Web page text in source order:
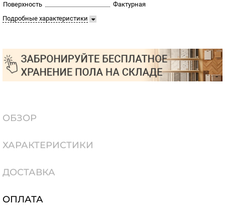
Поверхность
Фактурная
Подробные характеристики
ОБЗОР
ХАРАКТЕРИСТИКИ
ДОСТАВКА
ОПЛАТА